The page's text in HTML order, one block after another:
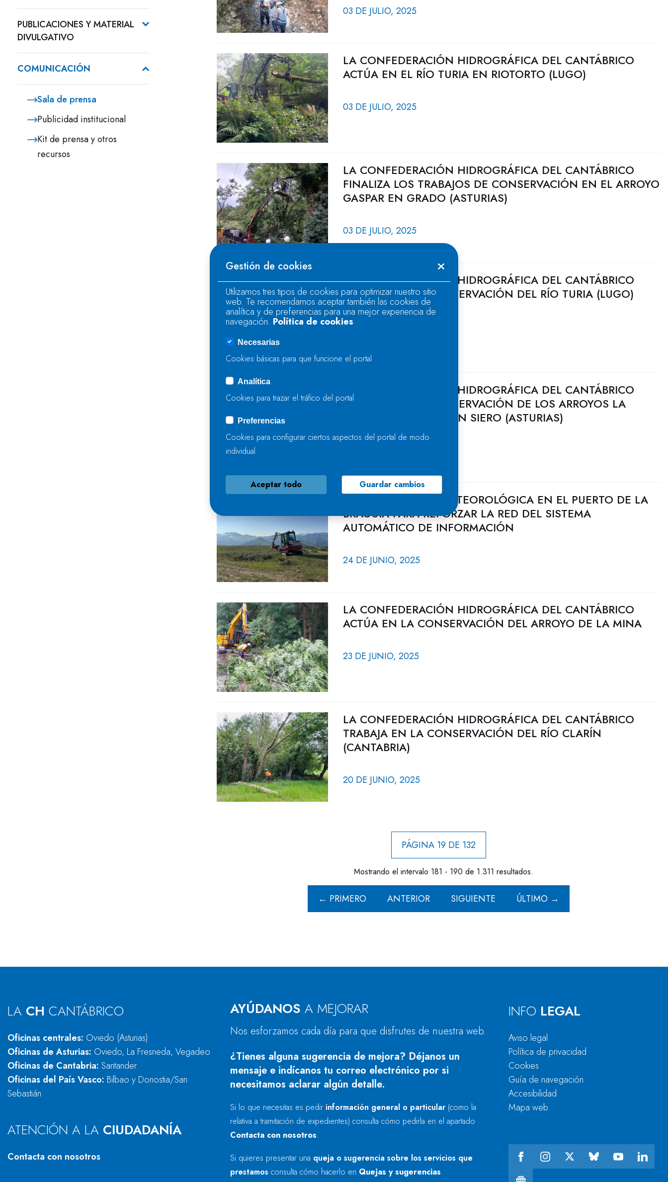
PUBLICACIONES Y MATERIAL
DIVULGATIVO
COMUNICACIÓN
Sala de prensa
Publicidad institucional
Kit de prensa y otros
recursos
03 DE JULIO, 2025
LA CONFEDERACIÓN HIDROGRÁFICA DEL CANTÁBRICO
ACTÚA EN EL RÍO TURIA EN RIOTORTO (LUGO)
03 DE JULIO, 2025
LA CONFEDERACIÓN HIDROGRÁFICA DEL CANTÁBRICO
FINALIZA LOS TRABAJOS DE CONSERVACIÓN EN EL ARROYO
GASPAR EN GRADO (ASTURIAS)
03 DE JULIO, 2025
LA CONFEDERACIÓN HIDROGRÁFICA DEL CANTÁBRICO
TRABAJA EN LA CONSERVACIÓN DEL RÍO TURIA (LUGO)
02 DE JULIO, 2025
LA CONFEDERACIÓN HIDROGRÁFICA DEL CANTÁBRICO
TRABAJA EN LA CONSERVACIÓN DE LOS ARROYOS LA
PEÑUCA Y PIELGÓN EN SIERO (ASTURIAS)
NUEVA ESTACIÓN METEOROLÓGICA EN EL PUERTO DE LA
BRAGUÍA PARA REFORZAR LA RED DEL SISTEMA
AUTOMÁTICO DE INFORMACIÓN
24 DE JUNIO, 2025
LA CONFEDERACIÓN HIDROGRÁFICA DEL CANTÁBRICO
ACTÚA EN LA CONSERVACIÓN DEL ARROYO DE LA MINA
23 DE JUNIO, 2025
LA CONFEDERACIÓN HIDROGRÁFICA DEL CANTÁBRICO
TRABAJA EN LA CONSERVACIÓN DEL RÍO CLARÍN
(CANTABRIA)
20 DE JUNIO, 2025
PÁGINA 19 DE 132
Mostrando el intervalo 181 - 190 de 1.311 resultados.
← PRIMERO ANTERIOR SIGUIENTE ÚLTIMO →
LA CH CANTÁBRICO
Oficinas centrales: Oviedo (Asturias)
Oficinas de Asturias: Oviedo, La Fresneda, Vegadeo
Oficinas de Cantabria: Santander
Oficinas del País Vasco: Bilbao y Donostia/San
Sebastián
ATENCIÓN A LA CIUDADANÍA
Contacta con nosotros
AYÚDANOS A MEJORAR
Nos esforzamos cada día para que disfrutes de nuestra web.
¿Tienes alguna sugerencia de mejora? Déjanos un
mensaje e indícanos tu correo electrónico por si
necesitamos aclarar algún detalle.
Si lo que necesitas es pedir información general o particular (como la
relativa a tramitación de expedientes) consulta cómo pedirla en el apartado
Contacta con nosotros.
Si quieres presentar una queja o sugerencia sobre los servicios que
prestamos consulta cómo hacerlo en Quejas y sugerencias.
INFO LEGAL
Aviso legal
Política de privacidad
Cookies
Guía de navegación
Accesibilidad
Mapa web
Gestión de cookies
Utilizamos tres tipos de cookies para optimizar nuestro sitio
web. Te recomendamos aceptar también las cookies de
analítica y de preferencias para una mejor experiencia de
navegación. Política de cookies
Necesarias
Cookies básicas para que funcione el portal
Analítica
Cookies para trazar el tráfico del portal
Preferencias
Cookies para configurar ciertos aspectos del portal de modo
individual
Aceptar todo Guardar cambios